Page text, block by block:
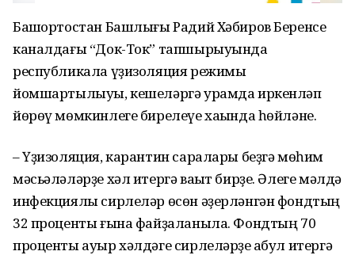
Башҡортостан Башлығы Радий Хәбиров Беренсе
каналдағы “Док-Ток” тапшырыуында
республикала үҙизоляция режимы
йомшартылыуы, кешеләргә урамда иркенләп
йөрөү мөмкинлеге бирелеүе хаҡында һөйләне.
– Үҙизоляция, карантин саралары беҙгә мөһим
мәсьәләләрҙе хәл итергә ваҡыт бирҙе. Әлеге мәлдә
инфекциялы сирлеләр өсөн әҙерләнгән фондтың
32 проценты ғына файҙаланыла. Фондтың 70
проценты ауыр хәлдәге сирлеләрҙе ҡабул итергә